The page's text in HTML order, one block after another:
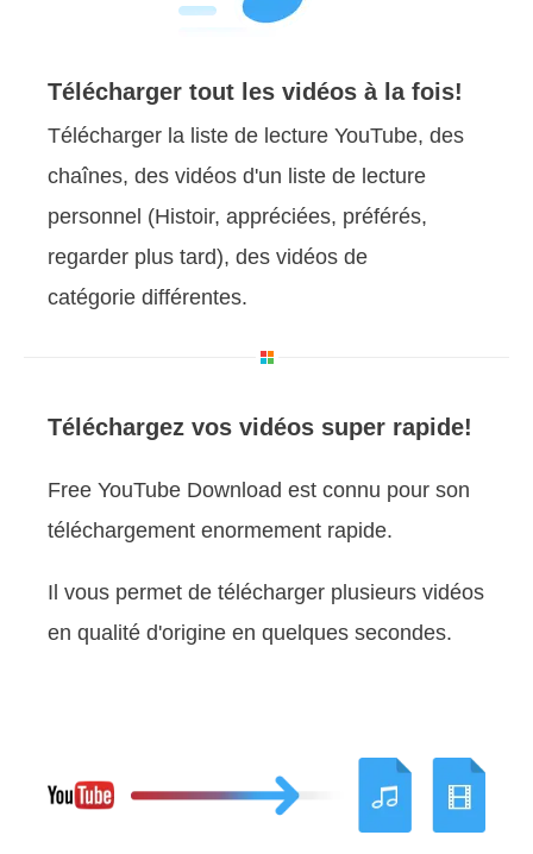
Télécharger tout les vidéos à la fois!
Télécharger la liste de lecture YouTube, des
chaînes, des vidéos d'un liste de lecture
personnel (Histoir, appréciées, préférés,
regarder plus tard), des vidéos de
catégorie différentes.
Téléchargez vos vidéos super rapide!
Free YouTube Download est connu pour son
téléchargement enormement rapide.
Il vous permet de télécharger plusieurs vidéos
en qualité d'origine en quelques secondes.